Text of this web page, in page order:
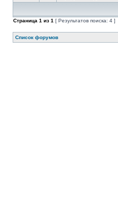
Страница 1 из 1 [ Результатов поиска: 4 ]
Список форумов